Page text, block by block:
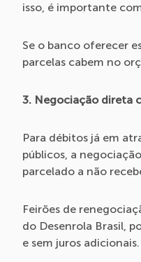
isso, é importante
Se o banco oferecer
parcelas cabem no
3. Negociação direta
Para débitos já em
públicos, a
parcelado a não
Feirões de
do Desenrola Brasil,
e sem juros adicionais.